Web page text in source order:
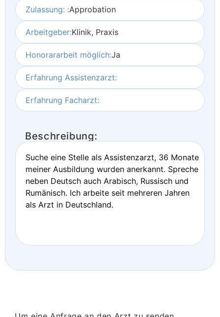
Zulassung: :Approbation
Arbeitgeber:Klinik, Praxis
Honorararbeit möglich:Ja
Erfahrung Assistenzarzt:
Erfahrung Facharzt:
Beschreibung:
Suche eine Stelle als Assistenzarzt, 36 Monate
meiner Ausbildung wurden anerkannt. Spreche
neben Deutsch auch Arabisch, Russisch und
Rumänisch. Ich arbeite seit mehreren Jahren
als Arzt in Deutschland.